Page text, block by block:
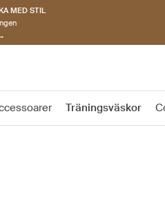
MED STIL
Träningsväskor